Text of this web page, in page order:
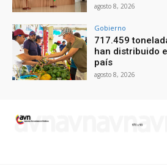
agosto 8, 2026
Gobierno
717.459
han distribuido
país
agosto 8, 2026